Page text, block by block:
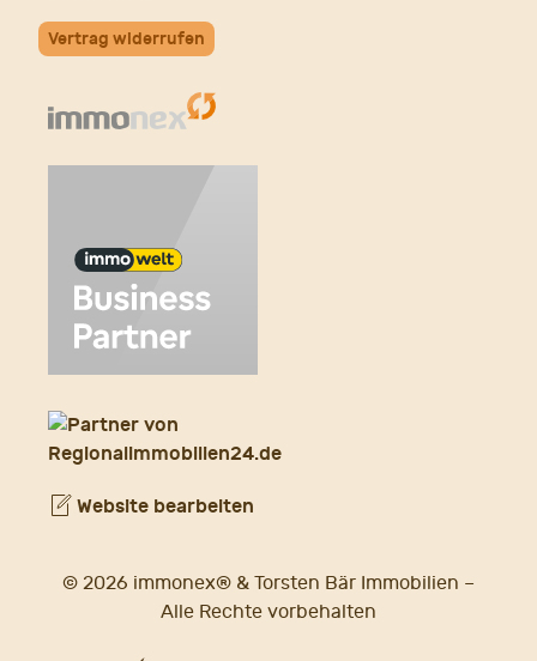
Vertrag widerrufen
Website bearbeiten
© 2026 immonex® & Torsten Bär Immobilien –
Alle Rechte vorbehalten